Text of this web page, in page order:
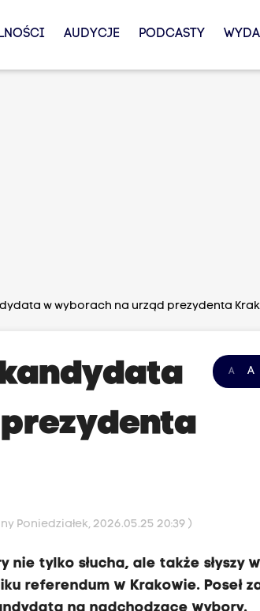
AUDYCJE PODCASTY
w wyborach na urząd prezydenta
A A
Poniedziałek, 2026.05.25 20:39 )
tylko słucha, ale także słyszy
referendum w Krakowie. Poseł